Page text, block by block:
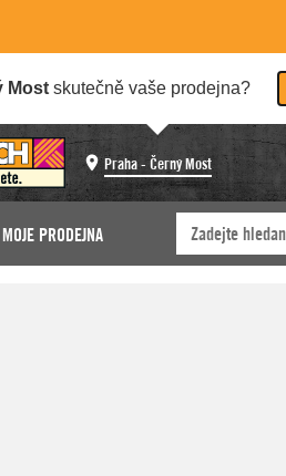
Most skutečně vaše prodejna?
Praha - Černý Most
MOJE PRODEJNA